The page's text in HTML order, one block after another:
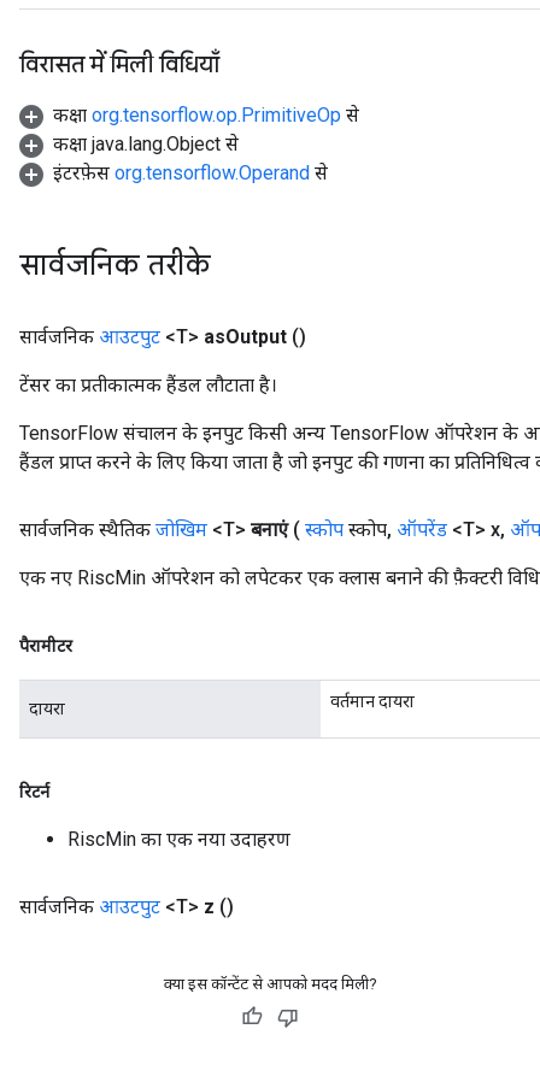
विरासत में मिली विधियाँ
कक्षा org.tensorflow.op.PrimitiveOp से
कक्षा java.lang.Object से
इंटरफ़ेस org.tensorflow.Operand से
सार्वजनिक तरीके
सार्वजनिक आउटपुट <T> asOutput ()
टेंसर का प्रतीकात्मक हैंडल लौटाता है।
TensorFlow संचालन के इनपुट किसी अन्य TensorFlow ऑपरेशन के
हैंडल प्राप्त करने के लिए किया जाता है जो इनपुट की गणना का प्रतिनिधित्व
सार्वजनिक स्थैतिक जोखिम <T> बनाएं ( स्कोप स्कोप, ऑपरेंड <T> x,
एक नए RiscMin ऑपरेशन को लपेटकर एक क्लास बनाने की फ़ैक्टरी
पैरामीटर
दायरा वर्तमान दायरा
रिटर्न
RiscMin का एक नया उदाहरण
सार्वजनिक आउटपुट <T> z ()
क्या इस कॉन्टेंट से आपको मदद मिली?